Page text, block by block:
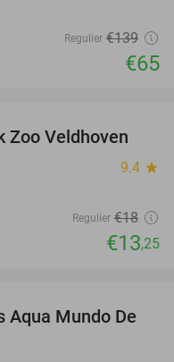
Regulier €139
€65
26%
Zoo Veldhoven
9.4 star
Regulier €18
€13,25
15%
Aqua Mundo De